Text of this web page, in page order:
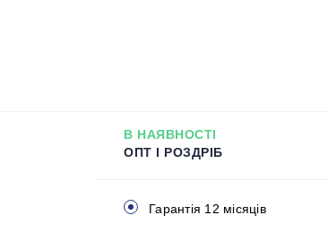
В НАЯВНОСТІ
ОПТ І РОЗДРІБ
Гарантія 12 місяців